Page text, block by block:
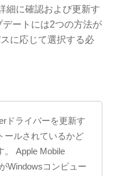
細に確認および更新す
ートには2つの方法が
に応じて選択する必
ドライバーを更新す
ールされているかど
。 Apple Mobile
Windowsコンピュー